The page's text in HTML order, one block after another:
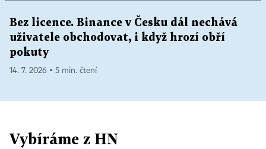
Bez licence. Binance v Česku dál nechává
uživatele obchodovat, i když hrozí obří
pokuty
14. 7. 2026 ▪ 5 min. čtení
Vybíráme z HN